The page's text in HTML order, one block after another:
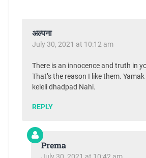
अल्पना
July 30, 2021 at 10:12 am
There is an innocence and truth in
That’s the reason I like them.
keleli dhadpad Nahi.
REPLY
Prema
July 30, 2021 at 10:42 am